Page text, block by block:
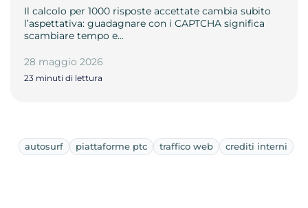
Il calcolo per 1000 risposte accettate cambia subito
l’aspettativa: guadagnare con i CAPTCHA significa
scambiare tempo e…
28 maggio 2026
23 minuti di lettura
autosurf piattaforme ptc traffico web crediti interni